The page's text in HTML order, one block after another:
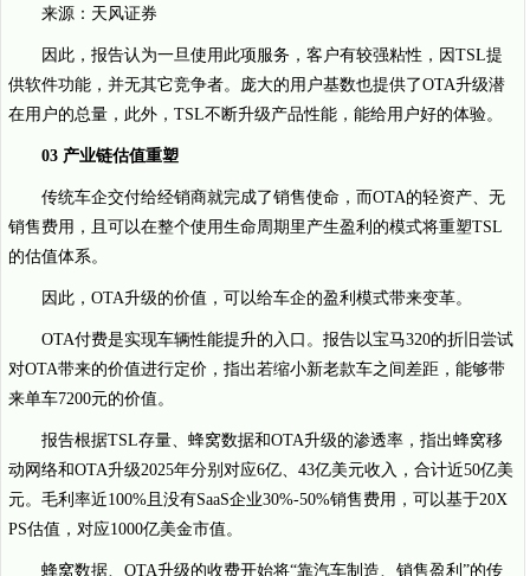
来源：天风证券
因此，报告认为一旦使用此项服务，客户有较强粘性，因TSL提
供软件功能，并无其它竞争者。庞大的用户基数也提供了OTA升级潜
在用户的总量，此外，TSL不断升级产品性能，能给用户好的体验。
03 产业链估值重塑
传统车企交付给经销商就完成了销售使命，而OTA的轻资产、无
销售费用，且可以在整个使用生命周期里产生盈利的模式将重塑TSL
的估值体系。
因此，OTA升级的价值，可以给车企的盈利模式带来变革。
OTA付费是实现车辆性能提升的入口。报告以宝马320的折旧尝试
对OTA带来的价值进行定价，指出若缩小新老款车之间差距，能够带
来单车7200元的价值。
报告根据TSL存量、蜂窝数据和OTA升级的渗透率，指出蜂窝移
动网络和OTA升级2025年分别对应6亿、43亿美元收入，合计近50亿美
元。毛利率近100%且没有SaaS企业30%-50%销售费用，可以基于20X
PS估值，对应1000亿美金市值。
蜂窝数据、OTA升级的收费开始将“靠汽车制造、销售盈利”的传